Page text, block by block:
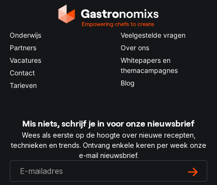
Onderwijs
Partners
Vacatures
Contact
Tarieven
Veelgestelde vragen
Over ons
Whitepapers en
themacampagnes
Blog
Mis niets, schrijf je in voor onze nieuwsbrief
Wees als eerste op de hoogte over nieuwe recepten,
technieken en trends. Ontvang enkele keren per week onze
e-mail nieuwsbrief.